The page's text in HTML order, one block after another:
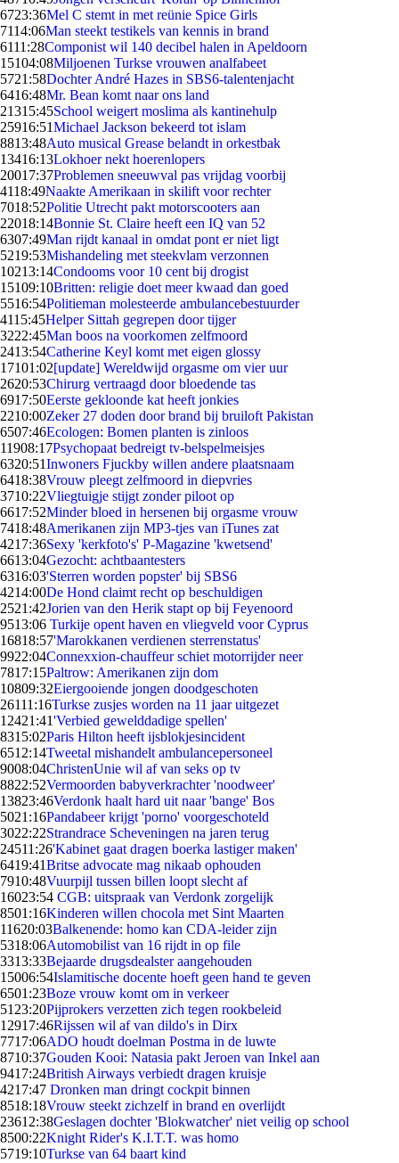
6723:36Mel C stemt in met reünie Spice Girls
7114:06Man steekt testikels van kennis in brand
6111:28Componist wil 140 decibel halen in Apeldoorn
15104:08Miljoenen Turkse vrouwen analfabeet
5721:58Dochter André Hazes in SBS6-talentenjacht
6416:48Mr. Bean komt naar ons land
21315:45School weigert moslima als kantinehulp
25916:51Michael Jackson bekeerd tot islam
8813:48Auto musical Grease belandt in orkestbak
13416:13Lokhoer nekt hoerenlopers
20017:37Problemen sneeuwval pas vrijdag voorbij
4118:49Naakte Amerikaan in skilift voor rechter
7018:52Politie Utrecht pakt motorscooters aan
22018:14Bonnie St. Claire heeft een IQ van 52
6307:49Man rijdt kanaal in omdat pont er niet ligt
5219:53Mishandeling met steekvlam verzonnen
10213:14Condooms voor 10 cent bij drogist
15109:10Britten: religie doet meer kwaad dan goed
5516:54Politieman molesteerde ambulancebestuurder
4115:45Helper Sittah gegrepen door tijger
3222:45Man boos na voorkomen zelfmoord
2413:54Catherine Keyl komt met eigen glossy
17101:02[update] Wereldwijd orgasme om vier uur
2620:53Chirurg vertraagd door bloedende tas
6917:50Eerste gekloonde kat heeft jonkies
2210:00Zeker 27 doden door brand bij bruiloft Pakistan
6507:46Ecologen: Bomen planten is zinloos
11908:17Psychopaat bedreigt tv-belspelmeisjes
6320:51Inwoners Fjuckby willen andere plaatsnaam
6418:38Vrouw pleegt zelfmoord in diepvries
3710:22Vliegtuigje stijgt zonder piloot op
6617:52Minder bloed in hersenen bij orgasme vrouw
7418:48Amerikanen zijn MP3-tjes van iTunes zat
4217:36Sexy 'kerkfoto's' P-Magazine 'kwetsend'
6613:04Gezocht: achtbaantesters
6316:03'Sterren worden popster' bij SBS6
4214:00De Hond claimt recht op beschuldigen
2521:42Jorien van den Herik stapt op bij Feyenoord
9513:06 Turkije opent haven en vliegveld voor Cyprus
16818:57'Marokkanen verdienen sterrenstatus'
9922:04Connexxion-chauffeur schiet motorrijder neer
7817:15Paltrow: Amerikanen zijn dom
10809:32Eiergooiende jongen doodgeschoten
26111:16Turkse zusjes worden na 11 jaar uitgezet
12421:41'Verbied gewelddadige spellen'
8315:02Paris Hilton heeft ijsblokjesincident
6512:14Tweetal mishandelt ambulancepersoneel
9008:04ChristenUnie wil af van seks op tv
8822:52Vermoorden babyverkrachter 'noodweer'
13823:46Verdonk haalt hard uit naar 'bange' Bos
5021:16Pandabeer krijgt 'porno' voorgeschoteld
3022:22Strandrace Scheveningen na jaren terug
24511:26'Kabinet gaat dragen boerka lastiger maken'
6419:41Britse advocate mag nikaab ophouden
7910:48Vuurpijl tussen billen loopt slecht af
16023:54 CGB: uitspraak van Verdonk zorgelijk
8501:16Kinderen willen chocola met Sint Maarten
11620:03Balkenende: homo kan CDA-leider zijn
5318:06Automobilist van 16 rijdt in op file
3313:33Bejaarde drugsdealster aangehouden
15006:54Islamitische docente hoeft geen hand te geven
6501:23Boze vrouw komt om in verkeer
51 23:20Pijprokers verzetten zich tegen rookbeleid
12917:46Rijssen wil af van dildo's in Dirx
7717:06ADO houdt doelman Postma in de luwte
8710:37Gouden Kooi: Natasia pakt Jeroen van Inkel aan
9417:24British Airways verbiedt dragen kruisje
4217:47 Dronken man dringt cockpit binnen
8518:18Vrouw steekt zichzelf in brand en overlijdt
23612:38Geslagen dochter 'Blokwatcher' niet veilig op school
8500:22Knight Rider's K.I.T.T. was homo
5719:10Turkse van 64 baart kind